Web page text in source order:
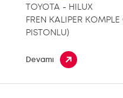
TOYOTA - HILUX
FREN KALIPER
PISTONLU)
Devamı